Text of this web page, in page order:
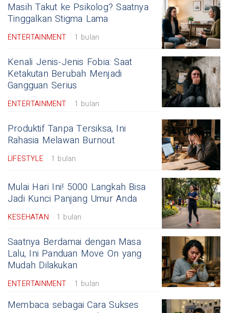
Masih Takut ke Psikolog? Saatnya
Tinggalkan Stigma Lama
ENTERTAINMENT 1 bulan
Kenali Jenis-Jenis Fobia: Saat
Ketakutan Berubah Menjadi
Gangguan Serius
ENTERTAINMENT 1 bulan
Produktif Tanpa Tersiksa, Ini
Rahasia Melawan Burnout
LIFESTYLE 1 bulan
Mulai Hari Ini! 5000 Langkah Bisa
Jadi Kunci Panjang Umur Anda
KESEHATAN 1 bulan
Saatnya Berdamai dengan Masa
Lalu, Ini Panduan Move On yang
Mudah Dilakukan
ENTERTAINMENT 1 bulan
Membaca sebagai Cara Sukses